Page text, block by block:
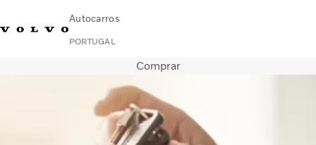
Autocarros
PORTUGAL
Encontrar concessionário
Urbanos e intercidades
Autocarros de turismo
Comprar